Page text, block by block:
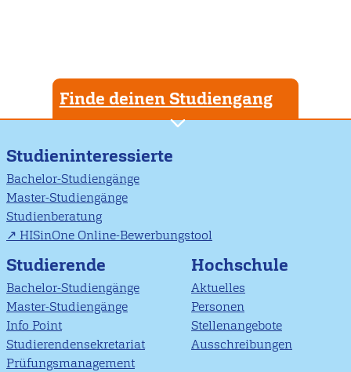
Finde deinen Studiengang
Studieninteressierte
Bachelor-Studiengänge
Master-Studiengänge
Studienberatung
HISinOne Online-Bewerbungstool
Studierende
Bachelor-Studiengänge
Master-Studiengänge
Info Point
Studierendensekretariat
Prüfungsmanagement
Hochschule
Aktuelles
Personen
Stellenangebote
Ausschreibungen